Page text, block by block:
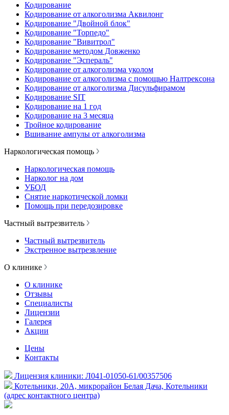
Кодирование
Кодирование от алкоголизма Аквилонг
Кодирование "Двойной блок"
Кодирование "Торпедо"
Кодирование "Вивитрол"
Кодирование методом Довженко
Кодирование "Эспераль"
Кодирование от алкоголизма уколом
Кодирование от алкоголизма с помощью Налтрексона
Кодирование от алкоголизма Дисульфирамом
Кодирование SIT
Кодирование на 1 год
Кодирование на 3 месяца
Тройное кодирование
Вшивание ампулы от алкоголизма
Наркологическая помощь
Наркологическая помощь
Нарколог на дом
УБОД
Снятие наркотической ломки
Помощь при передозировке
Частный вытрезвитель
Частный вытрезвитель
Экстренное вытрезвление
О клинике
О клинике
Отзывы
Специалисты
Лицензии
Галерея
Акции
Цены
Контакты
Лицензия клиники: Л041-01050-61/00357506
Котельники, 20А, микрорайон Белая Дача, Котельники
(адрес контактного центра)